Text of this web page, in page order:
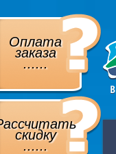
Оплата
заказа
......
скидку
......